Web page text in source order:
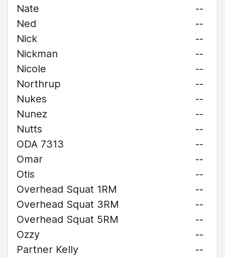
Nate
--
Ned
--
Nick
--
Nickman
--
Nicole
--
Northrup
--
Nukes
--
Nunez
--
Nutts
--
ODA 7313
--
Omar
--
Otis
--
Overhead Squat 1RM
--
Overhead Squat 3RM
--
Overhead Squat 5RM
--
Ozzy
--
Partner Kelly
--